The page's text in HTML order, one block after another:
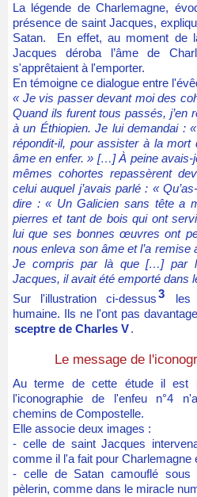
La légende de Charlemagne, évoquée ci-dessus, explique la
présence de saint Jacques,
Satan. En effet, au moment de
Jacques déroba l’âme de
s'apprêtaient à l'emporter.
En témoigne ce dialogue entre
« Je vis passer devant moi des
Quand ils furent tous passés,
à un Éthiopien. Je lui demandai :
répondit-il, pour assister à la
âme en enfer. » […] À peine avais-
mêmes cohortes repassèrent
celui auquel j’avais parlé : «
dire : « Un Galicien sans tête a
pierres et tant de bois qui ont
lui que ses bonnes œuvres ont
nous enleva son âme et l’a
Je compris par là que […] par
Jacques, il avait été emporté dans
Sur l'illustration ci-dessus3
les
humaine. Ils ne l'ont pas
sceptre de Charles V.
Le message de
Au terme de cette étude il est possible de confirmer que
l'iconographie de l'enfeu n°4
chemins de Compostelle.
Elle associe deux images :
- celle de saint Jacques
comme il l'a fait pour Charlemagne
- celle de Satan camouflé
pèlerin, comme dans le miracle